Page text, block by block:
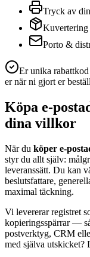
Tryck av
Kuvertering
Porto &
Er unika
er när ni gjort er
Köpa e-
dina villkor
När du köper e-
styr du allt själv:
leveranssätt. Du kan
beslutsfattare,
maximal täckning.
Vi levererar registret
kopieringsspärrar —
postverktyg, CRM
med själva utskicket?